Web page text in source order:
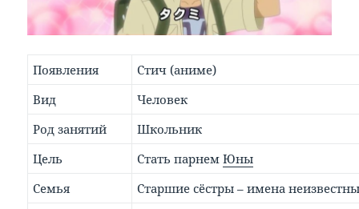
Появления
Стич (аниме)
Вид
Человек
Род занятий
Школьник
Цель
Стать парнемЮны
Семья
Старшие сёстры – имена